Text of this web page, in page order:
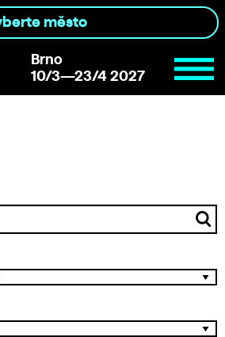
Brno
10/3—23/4 2027